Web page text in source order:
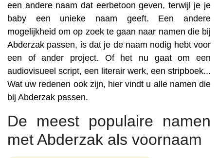
een andere naam dat eerbetoon geven, terwijl je je
baby een unieke naam geeft. Een andere
mogelijkheid om op zoek te gaan naar namen die bij
Abderzak passen, is dat je de naam nodig hebt voor
een of ander project. Of het nu gaat om een
audiovisueel script, een literair werk, een stripboek...
Wat uw redenen ook zijn, hier vindt u alle namen die
bij Abderzak passen.
De meest populaire namen
met Abderzak als voornaam